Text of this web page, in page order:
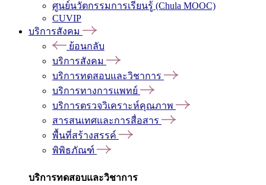
ศูนย์นวัตกรรมการเรียนรู้ (Chula MOOC)
CUVIP
บริการสังคม
ย้อนกลับ
บริการสังคม
บริการทดสอบและวิชาการ
บริการทางการแพทย์
บริการตรวจวิเคราะห์คุณภาพ
สารสนเทศและการสื่อสาร
พื้นที่สร้างสรรค์
พิพิธภัณฑ์
บริการทดสอบและวิชาการ